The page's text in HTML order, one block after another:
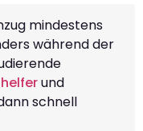
mindestens
während der
und
schnell